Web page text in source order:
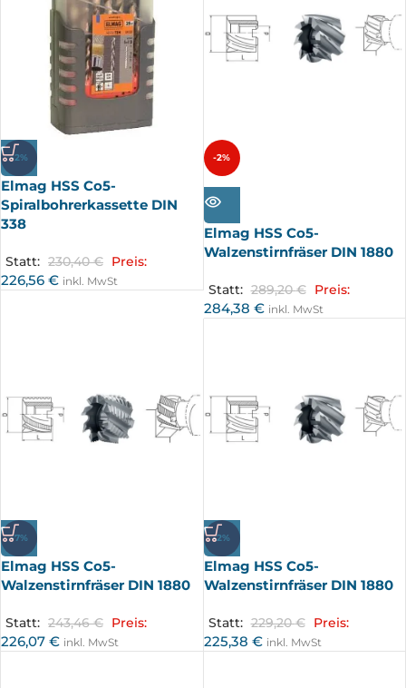
-2%
Elmag HSS Co5-
Spiralbohrerkassette DIN
338
Statt: 230,40€ Preis:
226,56 € inkl. MwSt
-2%
AUSV
ERKA
UFT
Elmag HSS Co5-
Walzenstirnfräser DIN 1880
Statt: 289,20€ Preis:
284,38 € inkl. MwSt
-7%
Elmag HSS Co5-
Walzenstirnfräser DIN 1880
Statt: 243,46€ Preis:
226,07 € inkl. MwSt
-2%
Elmag HSS Co5-
Walzenstirnfräser DIN 1880
Statt: 229,20€ Preis:
225,38 € inkl. MwSt